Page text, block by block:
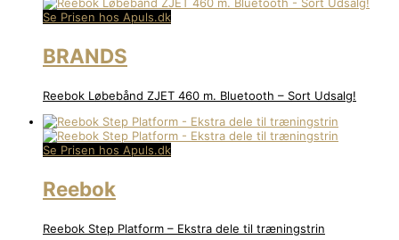
Se Prisen hos Apuls.dk
BRANDS
Reebok Løbebånd ZJET 460 m. Bluetooth – Sort Udsalg!
Se Prisen hos Apuls.dk
Reebok
Reebok Step Platform – Ekstra dele til træningstrin